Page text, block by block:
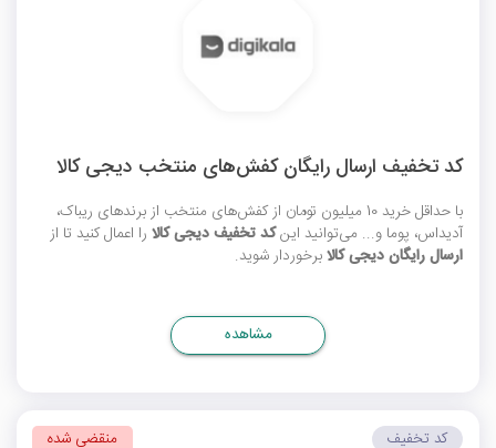
کد تخفیف ارسال رایگان کفش‌های منتخب دیجی کالا
با حداقل خرید 10 میلیون تومان از کفش‌های منتخب از برندهای ریباک،
آدیداس، پوما و... می‌توانید اینکد تخفیف دیجی کالا را اعمال کنید تا از
ارسال رایگان دیجی کالابرخوردار شوید.
مشاهده
کد تخفیف منقضی شده